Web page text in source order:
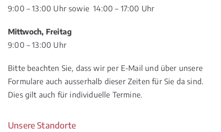
9:00 – 13:00 Uhr sowie 14:00 – 17:00 Uhr
Mittwoch, Freitag
9:00 – 13:00 Uhr
Bitte beachten Sie, dass wir per E-Mail und über unsere
Formulare auch ausserhalb dieser Zeiten für Sie da sind.
Dies gilt auch für individuelle Termine.
Unsere Standorte